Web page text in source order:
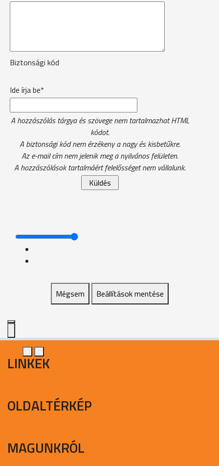
Biztonsági kód
Ide írja be*
A hozzászólás tárgya és szövege nem tartalmazhat HTML
kódot.
A biztonsági kód nem érzékeny a nagy és kisbetűkre.
Az e-mail cím nem jelenik meg a nyilvános felületen.
A hozzászólások tartalmáért felelősséget nem vállalunk.
Mégsem Beállítások mentése
LINKEK
OLDALTÉRKÉP
MAGUNKRÓL